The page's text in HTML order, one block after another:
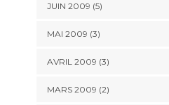
JUIN 2009 (5)
MAI 2009 (3)
AVRIL 2009 (3)
MARS 2009 (2)